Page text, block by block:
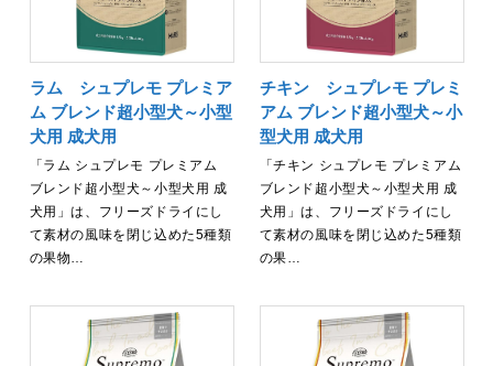
ラム シュプレモ プレミア
ム ブレンド超小型犬～小型
犬用 成犬用
「ラム シュプレモ プレミアム
ブレンド超小型犬～小型犬用 成
犬用」は、フリーズドライにし
て素材の風味を閉じ込めた5種類
の果物…
チキン シュプレモ プレミ
アム ブレンド超小型犬～小
型犬用 成犬用
「チキン シュプレモ プレミアム
ブレンド超小型犬～小型犬用 成
犬用」は、フリーズドライにし
て素材の風味を閉じ込めた5種類
の果…